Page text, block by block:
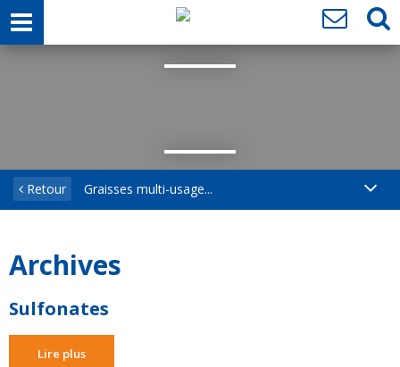
Retour Graisses multi-usage...
Archives
Sulfonates
Lire plus